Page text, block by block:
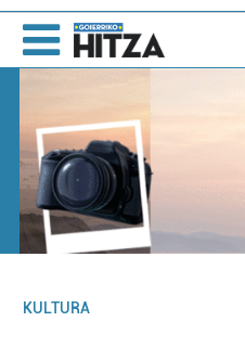
KULTURA